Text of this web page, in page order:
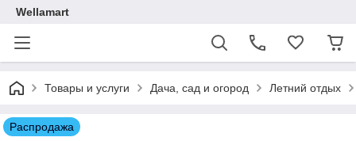
Wellamart
Товары и услуги Дача, сад и огород Летний отдых
Распродажа